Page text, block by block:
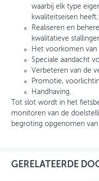
waarbij elk type
kwaliteitseisen heeft;
Realiseren en
kwalitatieve
Het voorkomen van
Speciale aandacht
Verbeteren van de
Promotie,
Handhaving.
Tot slot wordt in het
monitoren van de
begroting opgenomen
GERELATEERDE